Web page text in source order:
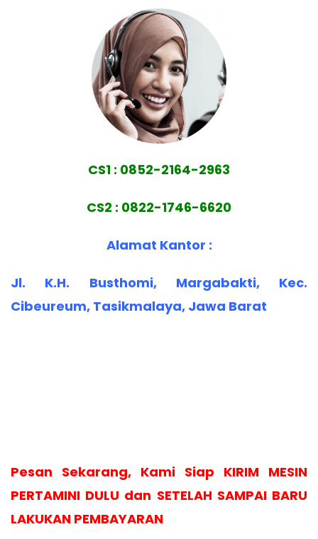
CS1 : 0852-2164-2963
CS2 : 0822-1746-6620
Alamat Kantor :
Jl. K.H. Busthomi, Margabakti, Kec.
Cibeureum, Tasikmalaya, Jawa Barat
Pesan Sekarang, Kami Siap KIRIM MESIN
PERTAMINI DULU dan SETELAH SAMPAI BARU
LAKUKAN PEMBAYARAN